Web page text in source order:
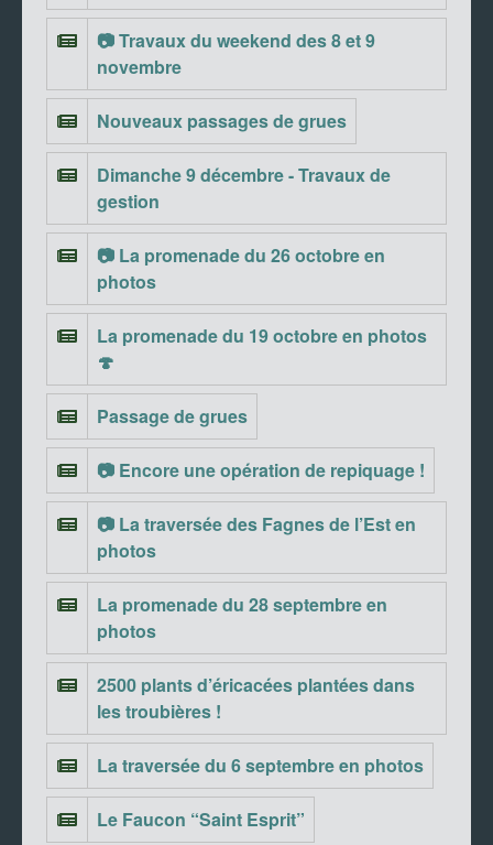
📷 Travaux du weekend des 8 et 9
novembre
Nouveaux passages de grues
Dimanche 9 décembre - Travaux de
gestion
📷 La promenade du 26 octobre en
photos
La promenade du 19 octobre en photos
🍄
Passage de grues
📷 Encore une opération de repiquage !
📷 La traversée des Fagnes de l’Est en
photos
La promenade du 28 septembre en
photos
2500 plants d’éricacées plantées dans
les troubières !
La traversée du 6 septembre en photos
Le Faucon “Saint Esprit”